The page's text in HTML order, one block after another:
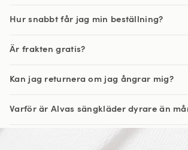
Hur snabbt får jag min beställning?
Är frakten gratis?
Kan jag returnera om jag ångrar mig?
Varför är Alvas sängkläder dyrare än